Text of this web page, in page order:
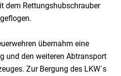
dem Rettungshubschrauber
übernahm eine
und den weiteren Abtransport
Zur Bergung des LKW´s